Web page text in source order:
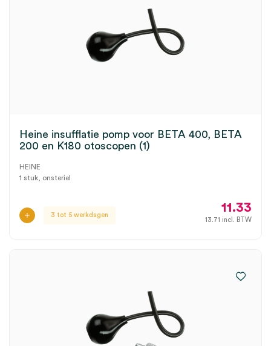
Heine insufflatie pomp voor BETA 400, BETA
200 en K180 otoscopen (1)
HEINE
1 stuk, onsteriel
3 tot 5 werkdagen
11.33
13.71 incl. BTW